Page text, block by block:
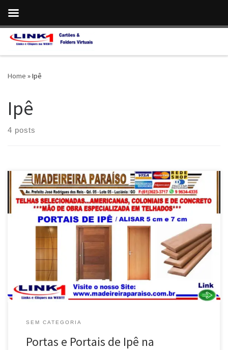
Skip to content
Home »Ipê
Ipê
4 posts
Na Madeireira Paraíso , Portas , Portais e Alisares de Ipê , em
Luziânia e Cidade Ocidental/ GO Portas e Portais de Ipê em
Estoque na Madeireira Paraíso , entregas em Valparaíso de Goiás /
GO Portas , Portais e Alisares de Ipê , Pronta Entrega . Madeireira
Paraíso , envia […]
SEM CATEGORIA
Portas e Portais de Ipê na